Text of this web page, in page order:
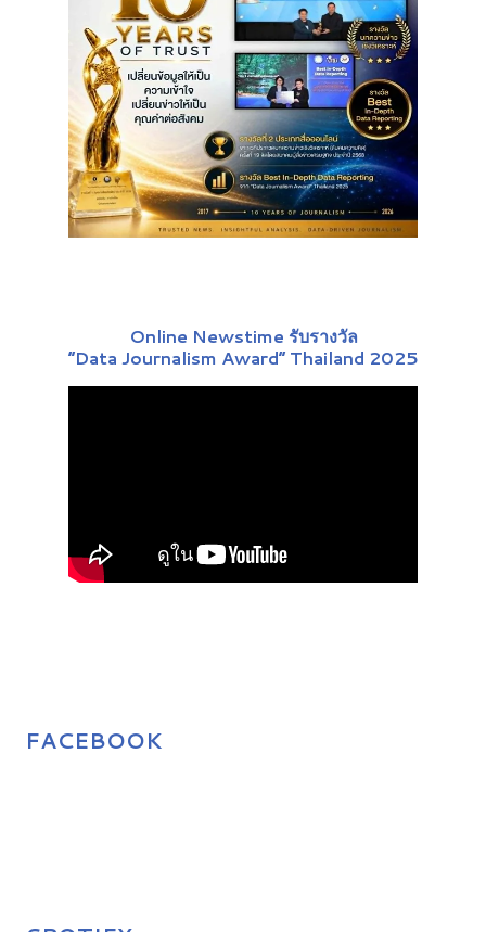
Online Newstime รับรางวัล
“Data Journalism Award” Thailand 2025
FACEBOOK